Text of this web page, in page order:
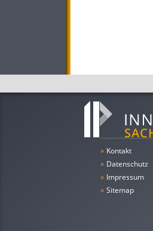
» Kontakt
» Datenschutz
» Impressum
» Sitemap